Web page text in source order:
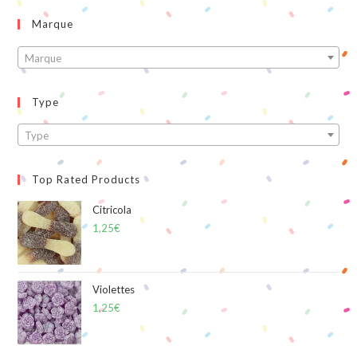
Marque
Marque
Type
Type
Top Rated Products
Citricola
1,25€
Violettes
1,25€